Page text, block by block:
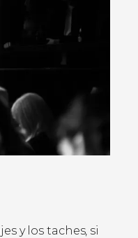
y los taches, si